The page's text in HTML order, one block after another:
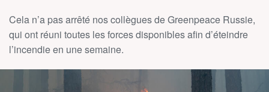
Cela n’a pas arrêté nos collègues de Greenpeace Russie,
qui ont réuni toutes les forces disponibles afin d’éteindre
l’incendie en une semaine.